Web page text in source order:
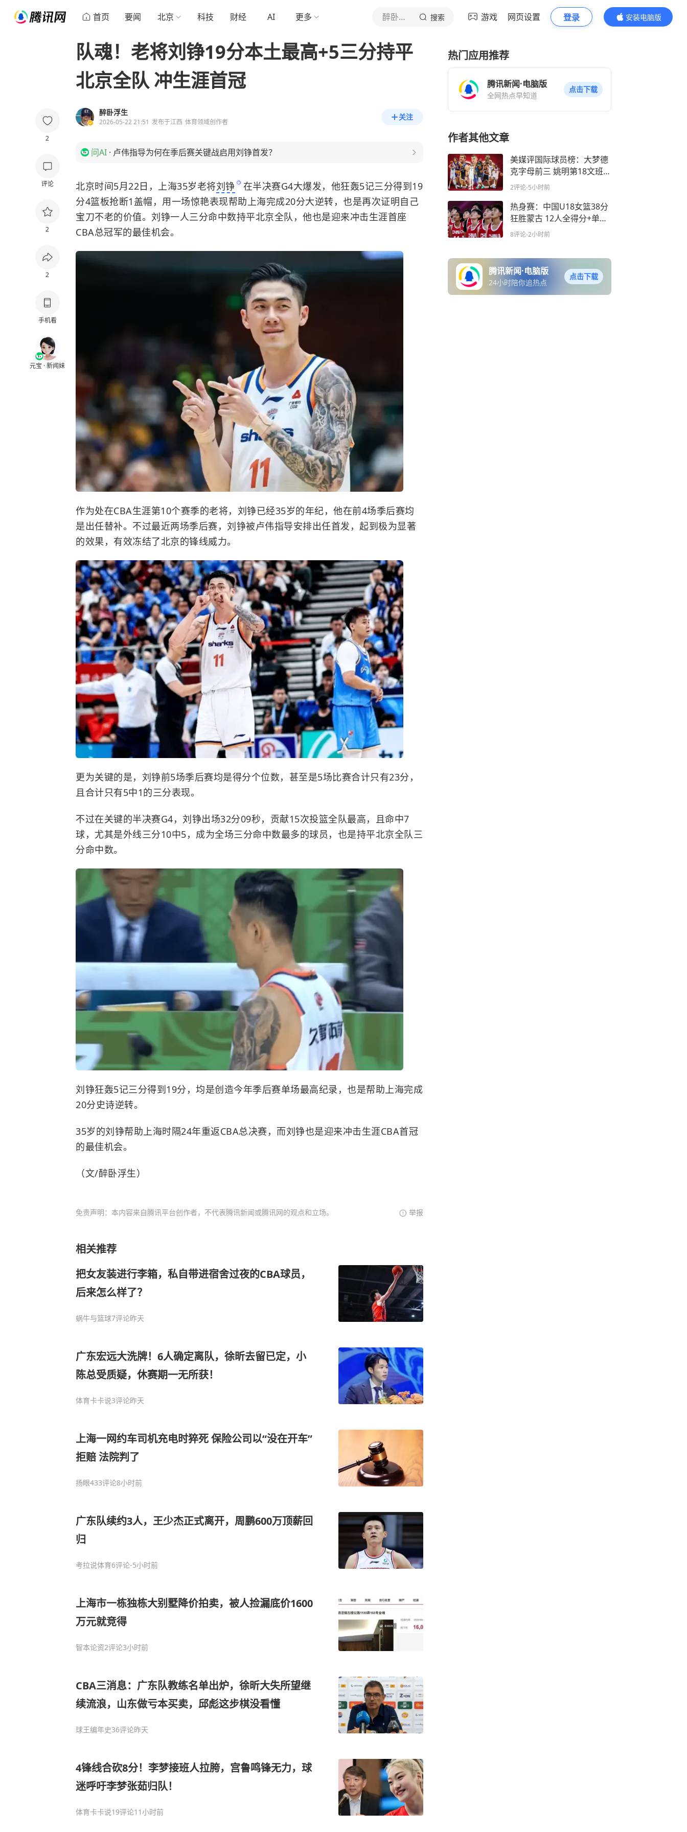
首页 要闻 北京 科技 财经 AI 更多 醉卧浮生 搜索 游戏 网页设置 登录
安装电脑版
内容更精彩
2
评论
2
2
手机看
元宝 · 新闻妹
队魂！老将刘铮19分本土最高+5三分持平
北京全队 冲生涯首冠
醉卧浮生
2026-05-22 21:51 发布于江西 体育领域创作者
关注
问AI · 卢伟指导为何在季后赛关键战启用刘铮首发？
北京时间5月22日，上海35岁老将刘铮
在半决赛G4大爆发，他狂轰5记三分得到19
分4篮板抢断1盖帽，用一场惊艳表现帮助上海完成20分大逆转，也是再次证明自己
宝刀不老的价值。刘铮一人三分命中数持平北京全队，他也是迎来冲击生涯首座
CBA总冠军的最佳机会。
作为处在CBA生涯第10个赛季的老将，刘铮已经35岁的年纪，他在前4场季后赛均
是出任替补。不过最近两场季后赛，刘铮被卢伟指导安排出任首发，起到极为显著
的效果，有效冻结了北京的锋线威力。
更为关键的是，刘铮前5场季后赛均是得分个位数，甚至是5场比赛合计只有23分，
且合计只有5中1的三分表现。
不过在关键的半决赛G4，刘铮出场32分09秒，贡献15次投篮全队最高，且命中7
球，尤其是外线三分10中5，成为全场三分命中数最多的球员，也是持平北京全队三
分命中数。
刘铮狂轰5记三分得到19分，均是创造今年季后赛单场最高纪录，也是帮助上海完成
20分史诗逆转。
35岁的刘铮帮助上海时隔24年重返CBA总决赛，而刘铮也是迎来冲击生涯CBA首冠
的最佳机会。
（文/醉卧浮生）
免责声明：本内容来自腾讯平台创作者，不代表腾讯新闻或腾讯网的观点和立场。 举报
相关推荐
把女友装进行李箱，私自带进宿舍过夜的CBA球员，
后来怎么样了？
蜗牛与篮球7评论昨天
广东宏远大洗牌！6人确定离队，徐昕去留已定，小
陈总受质疑，休赛期一无所获！
体育卡卡说3评论昨天
上海一网约车司机充电时猝死 保险公司以“没在开车”
拒赔 法院判了
扬眼433评论8小时前
广东队续约3人，王少杰正式离开，周鹏600万顶薪回
归
考拉说体育6评论-5小时前
上海市一栋独栋大别墅降价拍卖，被人捡漏底价1600
万元就竞得
智本论资2评论3小时前
CBA三消息：广东队教练名单出炉，徐昕大失所望继
续流浪，山东做亏本买卖，邱彪这步棋没看懂
球王编年史36评论昨天
4锋线合砍8分！李梦接班人拉胯，宫鲁鸣锋无力，球
迷呼吁李梦张茹归队！
体育卡卡说19评论11小时前
热门应用推荐
腾讯新闻·电脑版
全网热点早知道
点击下载
作者其他文章
美媒评国际球员榜：大梦德
克字母前三 姚明第18文班仅
第50
2评论-5小时前
热身赛：中国U18女篮38分
狂胜蒙古 12人全得分+单节
只丢5分
8评论-2小时前
腾讯新闻·电脑版
24小时陪你追热点
点击下载